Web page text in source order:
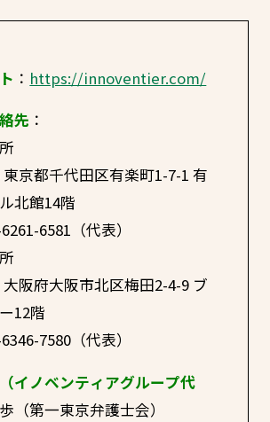
： https://innoventier.com/
先 ：
東京都千代田区有楽町1-7-1 有
北館14階
6581（代表）
大阪府大阪市北区梅田2-4-9 ブ
12階
7580（代表）
イノベンティアグループ代
（第一東京弁護士会）